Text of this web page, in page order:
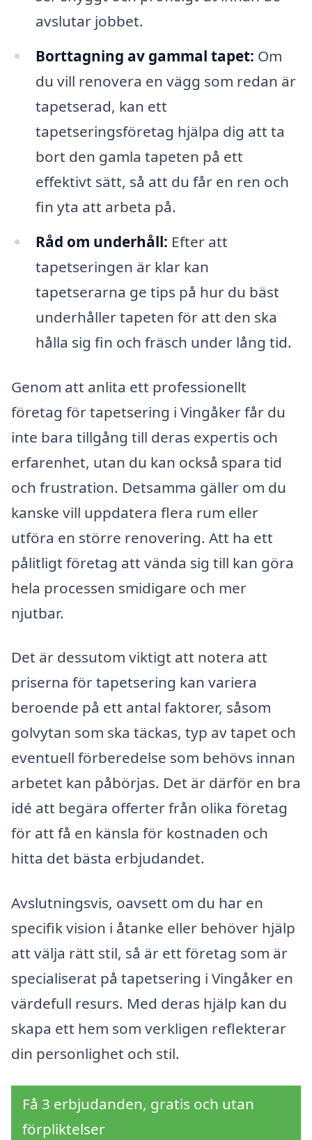
avslutar jobbet.
Borttagning av gammal tapet: Om
du vill renovera en vägg som redan är
tapetserad, kan ett
tapetseringsföretag hjälpa dig att ta
bort den gamla tapeten på ett
effektivt sätt, så att du får en ren och
fin yta att arbeta på.
Råd om underhåll: Efter att
tapetseringen är klar kan
tapetserarna ge tips på hur du bäst
underhåller tapeten för att den ska
hålla sig fin och fräsch under lång tid.
Genom att anlita ett professionellt
företag för tapetsering i Vingåker får du
inte bara tillgång till deras expertis och
erfarenhet, utan du kan också spara tid
och frustration. Detsamma gäller om du
kanske vill uppdatera flera rum eller
utföra en större renovering. Att ha ett
pålitligt företag att vända sig till kan göra
hela processen smidigare och mer
njutbar.
Det är dessutom viktigt att notera att
priserna för tapetsering kan variera
beroende på ett antal faktorer, såsom
golvytan som ska täckas, typ av tapet och
eventuell förberedelse som behövs innan
arbetet kan påbörjas. Det är därför en bra
idé att begära offerter från olika företag
för att få en känsla för kostnaden och
hitta det bästa erbjudandet.
Avslutningsvis, oavsett om du har en
specifik vision i åtanke eller behöver hjälp
att välja rätt stil, så är ett företag som är
specialiserat på tapetsering i Vingåker en
värdefull resurs. Med deras hjälp kan du
skapa ett hem som verkligen reflekterar
din personlighet och stil.
Få 3 erbjudanden, gratis och utan
förpliktelser